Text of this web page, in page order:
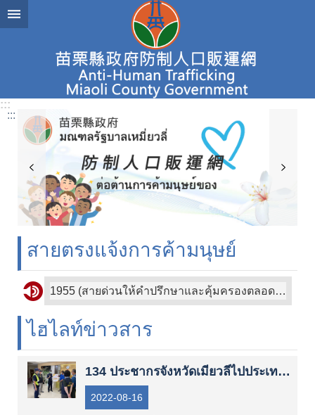
ข้ามไปที่โซนเนื้อหาหลัก
ไฮไลท์
ข่าวสาร
รู้จัก
การ
ค้า
มนุษย์
โซน
ตรวจ
จับ？
วิธี
ประชาสัมพันธ์
และ
การ
:::
:::
สายตรงแจ้งการค้ามนุษย์
1955 (สายด่วนให้คำปรึกษาและคุ้มครองตลอด 24 ชั่วโมงของกระทรวงแรงงานให้บริการในภาษาจีนอังกฤษไทยอินโดนีเซียและเวียดนาม)
110 (สายด่วนรายงานกรมตำรวจตลอด 24 ชั่วโมง)
ไฮไลท์ข่าวสาร
134 ประชากรจังหวัดเมียวลีไปประเทศกัมพูชา และมี 12 คนหายตัวไปแล้ว รัฐบาลจังหวัดเมียวลีได้ตั้งทีมมีหน้าที่พิเศษเพื่อให้ความช่วยเหลือในการช่วยกู้ภัยสามารถทำได้
2022-08-16